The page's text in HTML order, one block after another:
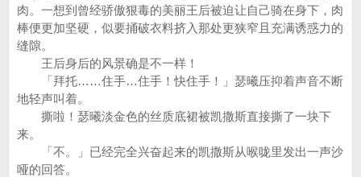
肉。一想到曾经骄傲狠毒的美丽王后被迫让自己骑在身下，肉
棒便更加坚硬，似要捅破衣料挤入那处更狭窄且充满诱惑力的
缝隙。
王后身后的风景确是不一样！
「拜托……住手…住手！快住手！」瑟曦压抑着声音不断
地轻声叫着。
撕啦！瑟曦淡金色的丝质底裙被凯撒斯直接撕了一块下
来。
「不。」已经完全兴奋起来的凯撒斯从喉咙里发出一声沙
哑的回答。